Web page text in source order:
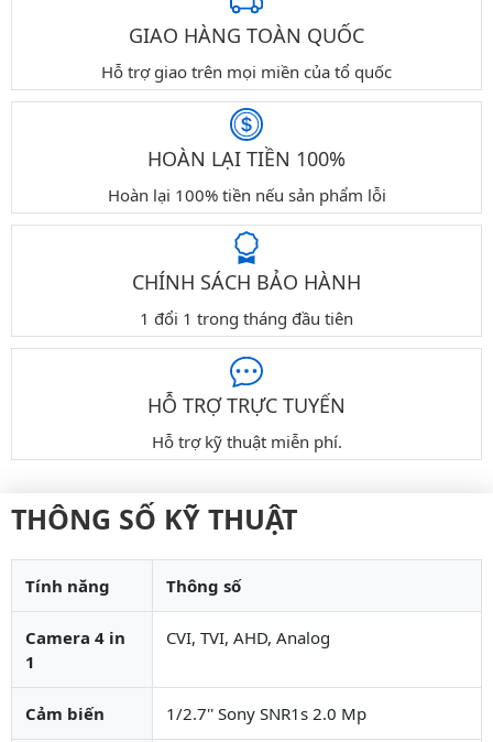
GIAO HÀNG TOÀN QUỐC
Hỗ trợ giao trên mọi miền của tổ quốc
HOÀN LẠI TIỀN 100%
Hoàn lại 100% tiền nếu sản phẩm lỗi
CHÍNH SÁCH BẢO HÀNH
1 đổi 1 trong tháng đầu tiên
HỖ TRỢ TRỰC TUYẾN
Hỗ trợ kỹ thuật miễn phí.
THÔNG SỐ KỸ THUẬT
Tính năng Thông số
Camera 4 in
1
CVI, TVI, AHD, Analog
Cảm biến 1/2.7'' Sony SNR1s 2.0 Mp